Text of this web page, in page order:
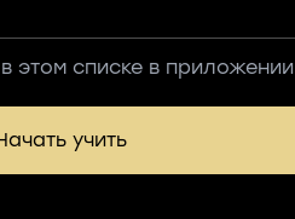
этом списке в приложении
учить